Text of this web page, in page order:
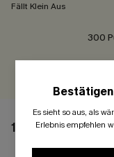
Fällt Klein Aus
300
1 BEWERTUNG
Es sieht so aus, als
Erlebnis empfehlen